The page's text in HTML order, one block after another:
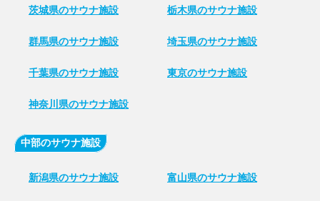
茨城県のサウナ施設 栃木県のサウナ施設
群馬県のサウナ施設 埼玉県のサウナ施設
千葉県のサウナ施設 東京のサウナ施設
神奈川県のサウナ施設
中部のサウナ施設
新潟県のサウナ施設 富山県のサウナ施設